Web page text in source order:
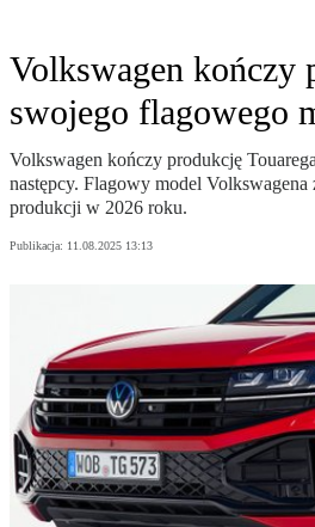
Volkswagen kończy
swojego flagowego
Volkswagen kończy produkcję
następcy. Flagowy model
produkcji w 2026 roku.
Publikacja: 11.08.2025 13:13